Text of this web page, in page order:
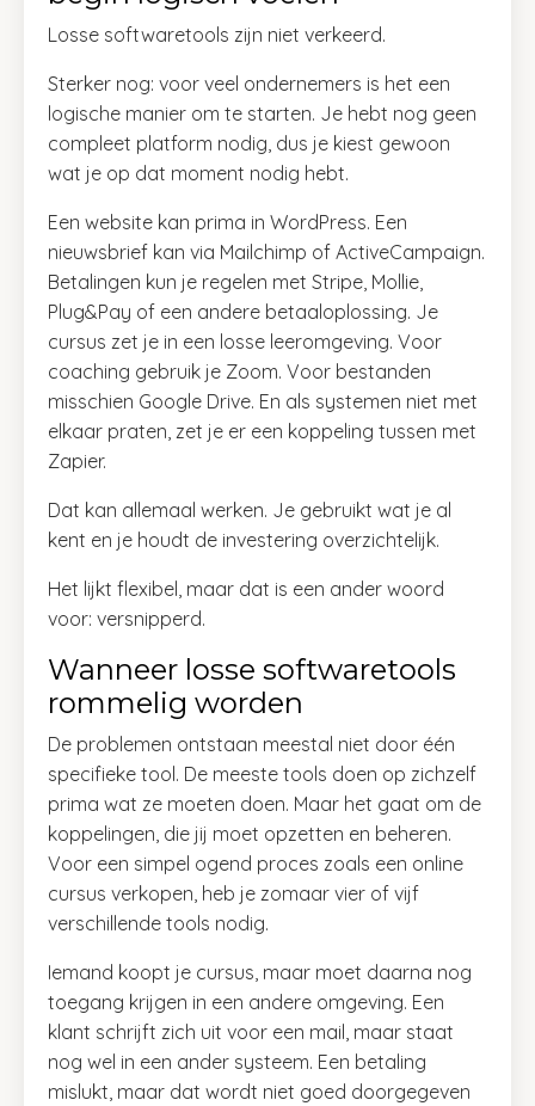
Losse softwaretools zijn niet verkeerd.
Sterker nog: voor veel ondernemers is het een
logische manier om te starten. Je hebt nog geen
compleet platform nodig, dus je kiest gewoon
wat je op dat moment nodig hebt.
Een website kan prima in WordPress. Een
nieuwsbrief kan via Mailchimp of ActiveCampaign.
Betalingen kun je regelen met Stripe, Mollie,
Plug&Pay of een andere betaaloplossing. Je
cursus zet je in een losse leeromgeving. Voor
coaching gebruik je Zoom. Voor bestanden
misschien Google Drive. En als systemen niet met
elkaar praten, zet je er een koppeling tussen met
Zapier.
Dat kan allemaal werken. Je gebruikt wat je al
kent en je houdt de investering overzichtelijk.
Het lijkt flexibel, maar dat is een ander woord
voor: versnipperd.
Wanneer losse softwaretools
rommelig worden
De problemen ontstaan meestal niet door één
specifieke tool. De meeste tools doen op zichzelf
prima wat ze moeten doen. Maar het gaat om de
koppelingen, die jij moet opzetten en beheren.
Voor een simpel ogend proces zoals een online
cursus verkopen, heb je zomaar vier of vijf
verschillende tools nodig.
Iemand koopt je cursus, maar moet daarna nog
toegang krijgen in een andere omgeving. Een
klant schrijft zich uit voor een mail, maar staat
nog wel in een ander systeem. Een betaling
mislukt, maar dat wordt niet goed doorgegeven